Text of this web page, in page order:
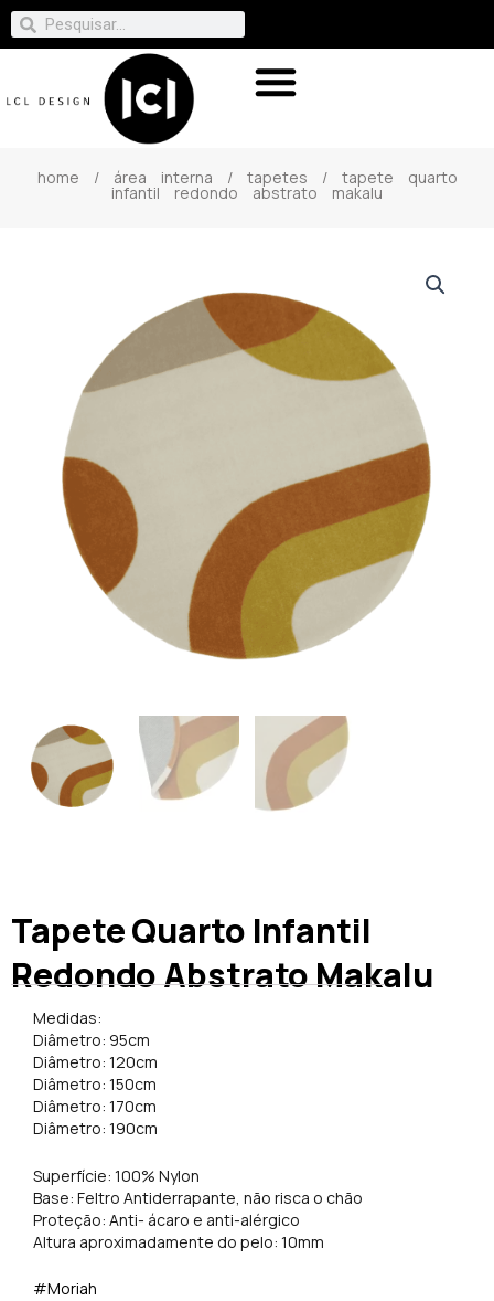
home / área interna / tapetes / tapete quarto
infantil redondo abstrato makalu
Tapete Quarto Infantil
Redondo Abstrato Makalu
Medidas:
Diâmetro: 95cm
Diâmetro: 120cm
Diâmetro: 150cm
Diâmetro: 170cm
Diâmetro: 190cm
Superfície: 100% Nylon
Base: Feltro Antiderrapante, não risca o chão
Proteção: Anti- ácaro e anti-alérgico
Altura aproximadamente do pelo: 10mm
#Moriah